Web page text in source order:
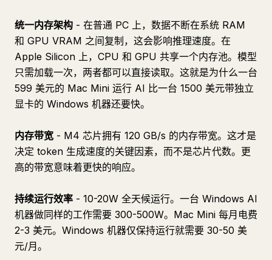
统一内存架构 - 在普通 PC 上，数据不断在系统 RAM
和 GPU VRAM 之间复制，这会影响推理速度。在
Apple Silicon 上，CPU 和 GPU 共享一个内存池。模型
只需加载一次，两者都可以直接读取。这就是为什么一台
599 美元的 Mac Mini 运行 AI 比一台 1500 美元带独立
显卡的 Windows 机器还要快。
内存带宽 - M4 芯片拥有 120 GB/s 的内存带宽。这才是
决定 token 生成速度的关键因素，而不是芯片代数。更
高的带宽意味着更快的响应。
持续运行效率 - 10-20W 全天候运行。一台 Windows AI
机器做同样的工作需要 300-500W。Mac Mini 每月电费
2-3 美元。Windows 机器仅保持运行就需要 30-50 美
元/月。